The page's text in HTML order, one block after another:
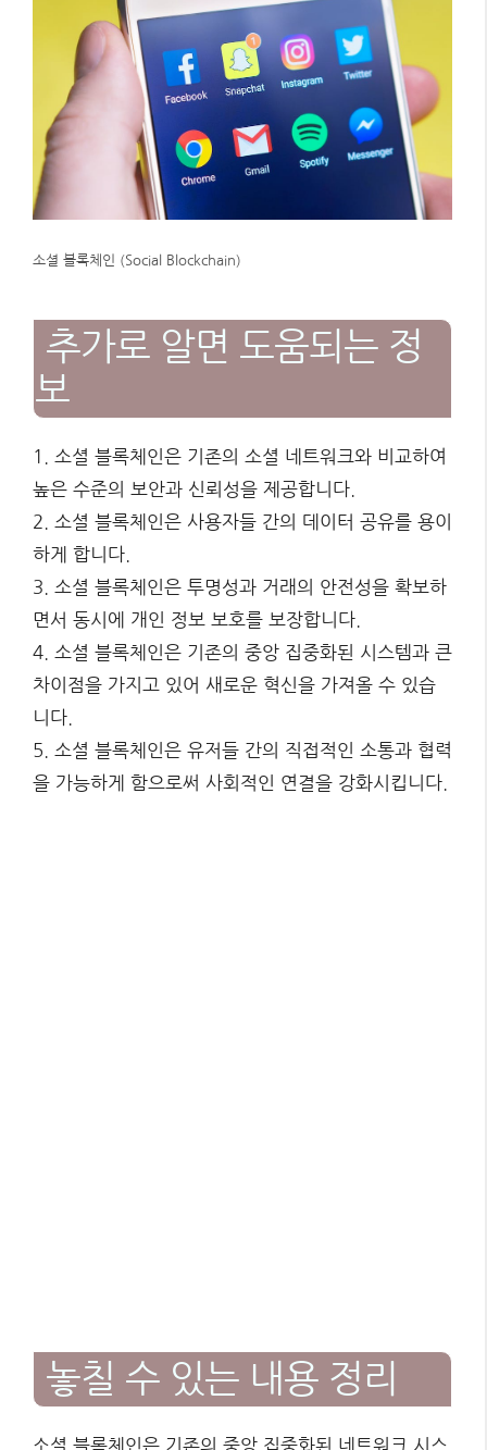
소셜 블록체인 (Social Blockchain)
추가로 알면 도움되는 정
보
1. 소셜 블록체인은 기존의 소셜 네트워크와 비교하여
높은 수준의 보안과 신뢰성을 제공합니다.
2. 소셜 블록체인은 사용자들 간의 데이터 공유를 용이
하게 합니다.
3. 소셜 블록체인은 투명성과 거래의 안전성을 확보하
면서 동시에 개인 정보 보호를 보장합니다.
4. 소셜 블록체인은 기존의 중앙 집중화된 시스템과 큰
차이점을 가지고 있어 새로운 혁신을 가져올 수 있습
니다.
5. 소셜 블록체인은 유저들 간의 직접적인 소통과 협력
을 가능하게 함으로써 사회적인 연결을 강화시킵니다.
놓칠 수 있는 내용 정리
소셜 블록체인은 기존의 중앙 집중화된 네트워크 시스